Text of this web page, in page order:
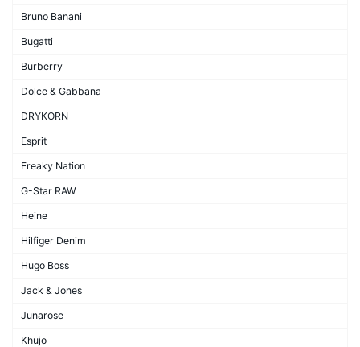
Bruno Banani
Bugatti
Burberry
Dolce & Gabbana
DRYKORN
Esprit
Freaky Nation
G-Star RAW
Heine
Hilfiger Denim
Hugo Boss
Jack & Jones
Junarose
Khujo